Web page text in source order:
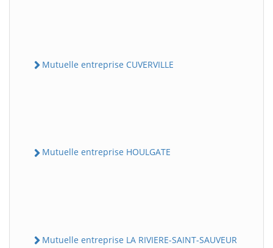
Mutuelle entreprise CUVERVILLE
Mutuelle entreprise HOULGATE
Mutuelle entreprise LA RIVIERE-SAINT-SAUVEUR